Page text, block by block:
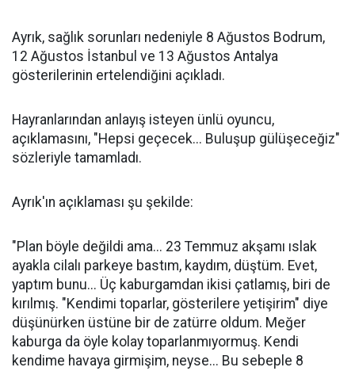
Ayrık, sağlık sorunları nedeniyle 8 Ağustos Bodrum,
12 Ağustos İstanbul ve 13 Ağustos Antalya
gösterilerinin ertelendiğini açıkladı.
Hayranlarından anlayış isteyen ünlü oyuncu,
açıklamasını, "Hepsi geçecek... Buluşup gülüşeceğiz"
sözleriyle tamamladı.
Ayrık'ın açıklaması şu şekilde:
"Plan böyle değildi ama... 23 Temmuz akşamı ıslak
ayakla cilalı parkeye bastım, kaydım, düştüm. Evet,
yaptım bunu... Üç kaburgamdan ikisi çatlamış, biri de
kırılmış. "Kendimi toparlar, gösterilere yetişirim" diye
düşünürken üstüne bir de zatürre oldum. Meğer
kaburga da öyle kolay toparlanmıyormuş. Kendi
kendime havaya girmişim, neyse... Bu sebeple 8